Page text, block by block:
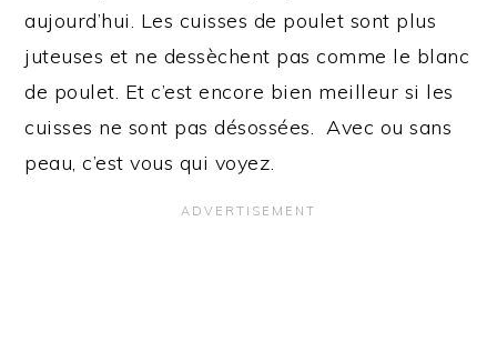
aujourd’hui. Les cuisses de poulet sont plus
juteuses et ne dessèchent pas comme le blanc
de poulet. Et c’est encore bien meilleur si les
cuisses ne sont pas désossées. Avec ou sans
peau, c’est vous qui voyez.